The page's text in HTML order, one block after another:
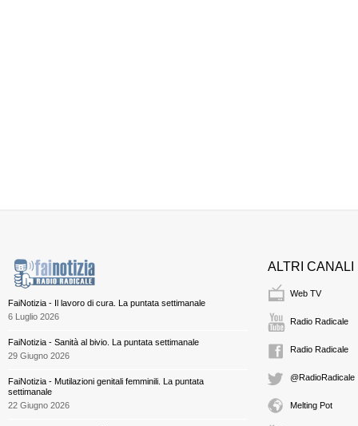
FaiNotizia - Il lavoro di cura. La puntata settimanale
6 Luglio 2026
FaiNotizia - Sanità al bivio. La puntata settimanale
29 Giugno 2026
FaiNotizia - Mutilazioni genitali femminili. La puntata
settimanale
22 Giugno 2026
ALTRI CANALI
Web TV
Radio Radicale
Radio Radicale
@RadioRadicale
Melting Pot